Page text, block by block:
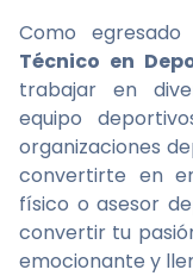
Como
Técnico en
trabajar en
equipo
organizaciones
convertirte en
físico o asesor
convertir tu
emocionante y